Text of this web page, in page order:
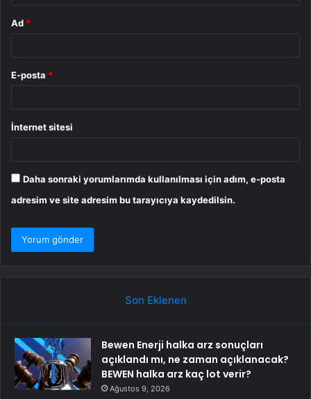
Ad *
E-posta *
İnternet sitesi
Daha sonraki yorumlarımda kullanılması için adım, e-posta
adresim ve site adresim bu tarayıcıya kaydedilsin.
Son Eklenen
Bewen Enerji halka arz sonuçları
açıklandı mı, ne zaman açıklanacak?
BEWEN halka arz kaç lot verir?
Ağustos 9, 2026